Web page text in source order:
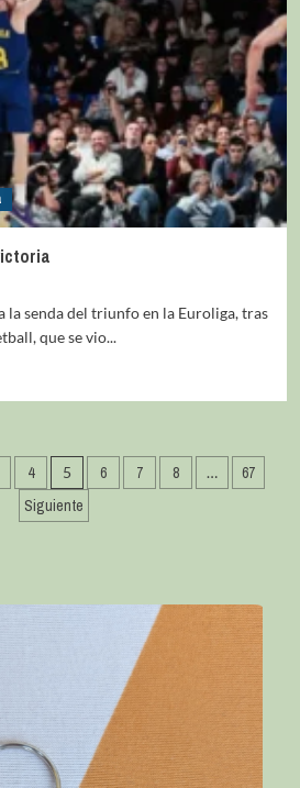
la senda del triunfo en la Euroliga, tras
que se vio...
4 5 6 7 8 …
67
Siguiente